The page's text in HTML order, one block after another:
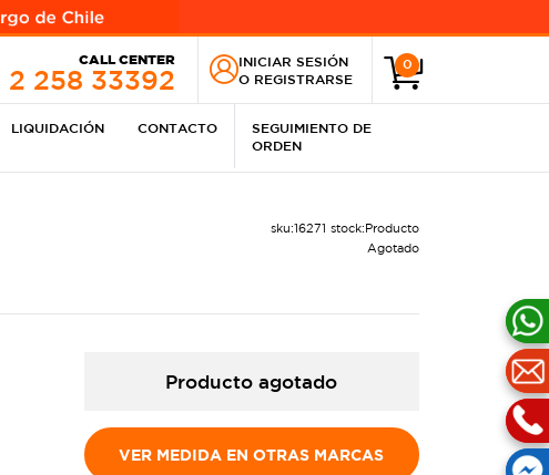
CALL CENTER
2 258 33392
INICIAR SESIÓN
O REGISTRARSE
0
LIQUIDACIÓN CONTACTO
SEGUIMIENTO DE
ORDEN
sku:16271 stock:Producto
Agotado
Producto agotado
VER MEDIDA EN OTRAS MARCAS